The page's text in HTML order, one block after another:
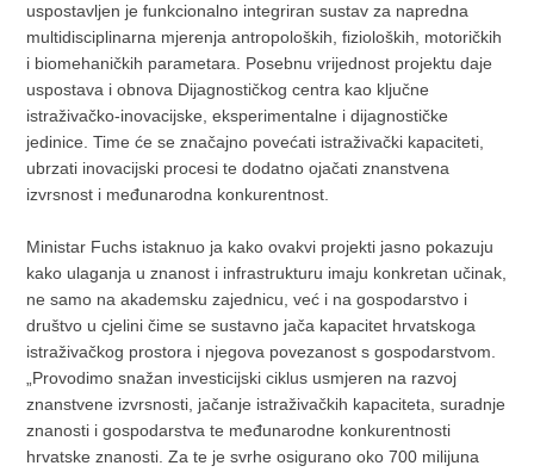
uspostavljen je funkcionalno integriran sustav za napredna
multidisciplinarna mjerenja antropoloških, fizioloških, motoričkih
i biomehaničkih parametara. Posebnu vrijednost projektu daje
uspostava i obnova Dijagnostičkog centra kao ključne
istraživačko‑inovacijske, eksperimentalne i dijagnostičke
jedinice. Time će se značajno povećati istraživački kapaciteti,
ubrzati inovacijski procesi te dodatno ojačati znanstvena
izvrsnost i međunarodna konkurentnost.
Ministar Fuchs istaknuo ja kako ovakvi projekti jasno pokazuju
kako ulaganja u znanost i infrastrukturu imaju konkretan učinak,
ne samo na akademsku zajednicu, već i na gospodarstvo i
društvo u cjelini čime se sustavno jača kapacitet hrvatskoga
istraživačkog prostora i njegova povezanost s gospodarstvom.
„Provodimo snažan investicijski ciklus usmjeren na razvoj
znanstvene izvrsnosti, jačanje istraživačkih kapaciteta, suradnje
znanosti i gospodarstva te međunarodne konkurentnosti
hrvatske znanosti. Za te je svrhe osigurano oko 700 milijuna